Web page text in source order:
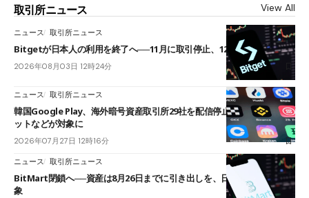
取引所ニュース View All
ニュース 取引所ニュース
Bitgetが日本人の利用を終了へ──11月に取引停止、12月末に強制決済
2026年08月03日 12時24分
ニュース 取引所ニュース
韓国Google Play、海外暗号資産取引所29社を配信停止──OKXやバイビ
ットなどが対象に
2026年07月27日 12時16分
ニュース 取引所ニュース
BitMart閉鎖へ──資産は8月26日までに引き出しを、日本人利用者も対
象